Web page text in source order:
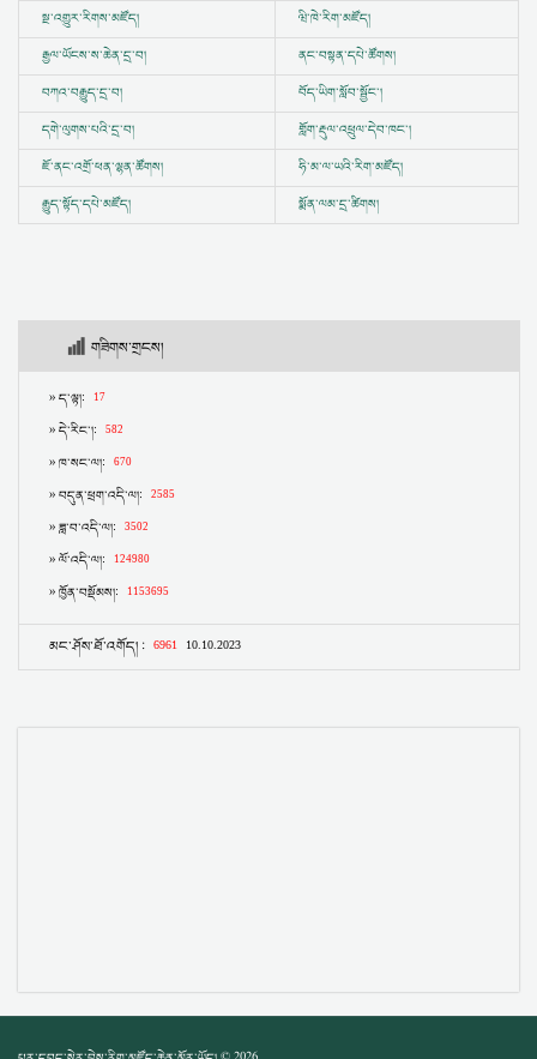
སྔ་འགྱུར་རིགས་མཛོད།
ཝི་ཁེ་རིག་མཛོད།
རྒྱལ་ཡོངས་ས་ཆེན་དྲ་བ།
ནང་བསྟན་དཔེ་ཚོགས།
བཀའ་བརྒྱུད་དྲ་བ།
བོད་ཡིག་སློབ་སྦྱོང་།
དགེ་ལུགས་པའི་དྲ་བ།
གློག་རྡུལ་འཕྲུལ་དེབ་ཁང་།
ཇོ་ནང་འགྲོ་ཕན་ལྷན་ཚོགས།
ཧི་མ་ལ་ཡའི་རིག་མཛོད།
རྒྱུད་སྟོད་དཔེ་མཛོད།
སྨོན་ལམ་དྲ་ཚིགས།